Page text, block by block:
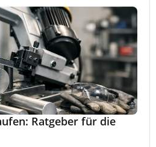
Ratgeber für die